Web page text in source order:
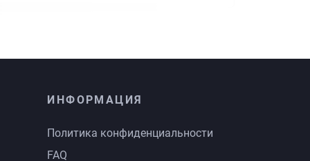
ИНФОРМАЦИЯ
Политика конфиденциальности
FAQ